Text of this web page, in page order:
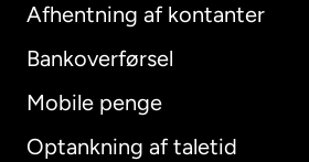
Afhentning af kontanter
Bankoverførsel
Mobile penge
Optankning af taletid